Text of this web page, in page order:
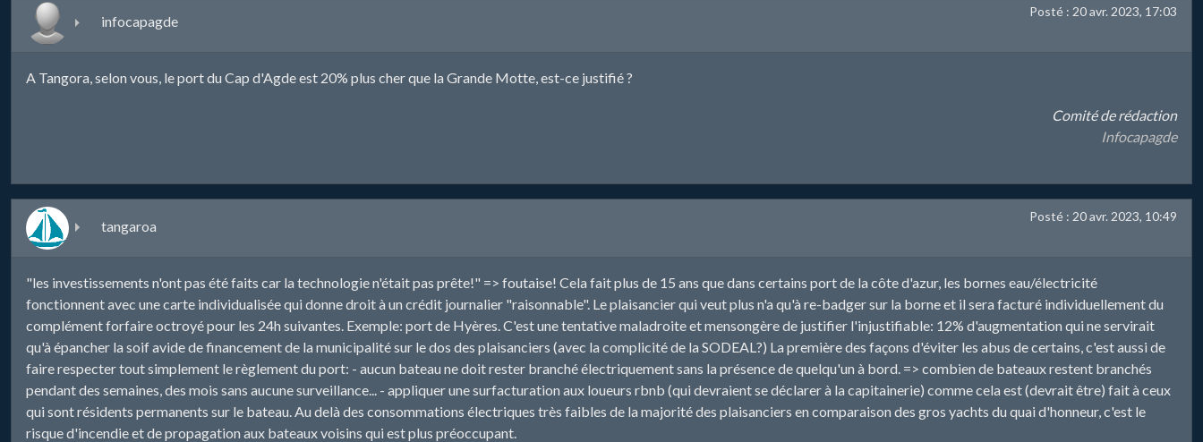
infocapagde
Posté : 20 avr. 2023, 17:03
A Tangora, selon vous, le port du Cap d'Agde est 20% plus cher que la Grande Motte, est-ce justifié ?
Comité de rédaction
Infocapagde
tangaroa
Posté : 20 avr. 2023, 10:49
"les investissements n'ont pas été faits car la technologie n'était pas prête!" => foutaise! Cela fait plus de 15 ans que dans certains port de la côte d'azur, les bornes eau/électricité
fonctionnent avec une carte individualisée qui donne droit à un crédit journalier "raisonnable". Le plaisancier qui veut plus n'a qu'à re-badger sur la borne et il sera facturé individuellement du
complément forfaire octroyé pour les 24h suivantes. Exemple: port de Hyères. C'est une tentative maladroite et mensongère de justifier l'injustifiable: 12% d'augmentation qui ne servirait
qu'à épancher la soif avide de financement de la municipalité sur le dos des plaisanciers (avec la complicité de la SODEAL?) La première des façons d'éviter les abus de certains, c'est aussi de
faire respecter tout simplement le règlement du port: - aucun bateau ne doit rester branché électriquement sans la présence de quelqu'un à bord. => combien de bateaux restent branchés
pendant des semaines, des mois sans aucune surveillance... - appliquer une surfacturation aux loueurs rbnb (qui devraient se déclarer à la capitainerie) comme cela est (devrait être) fait à ceux
qui sont résidents permanents sur le bateau. Au delà des consommations électriques très faibles de la majorité des plaisanciers en comparaison des gros yachts du quai d'honneur, c'est le
risque d'incendie et de propagation aux bateaux voisins qui est plus préoccupant.